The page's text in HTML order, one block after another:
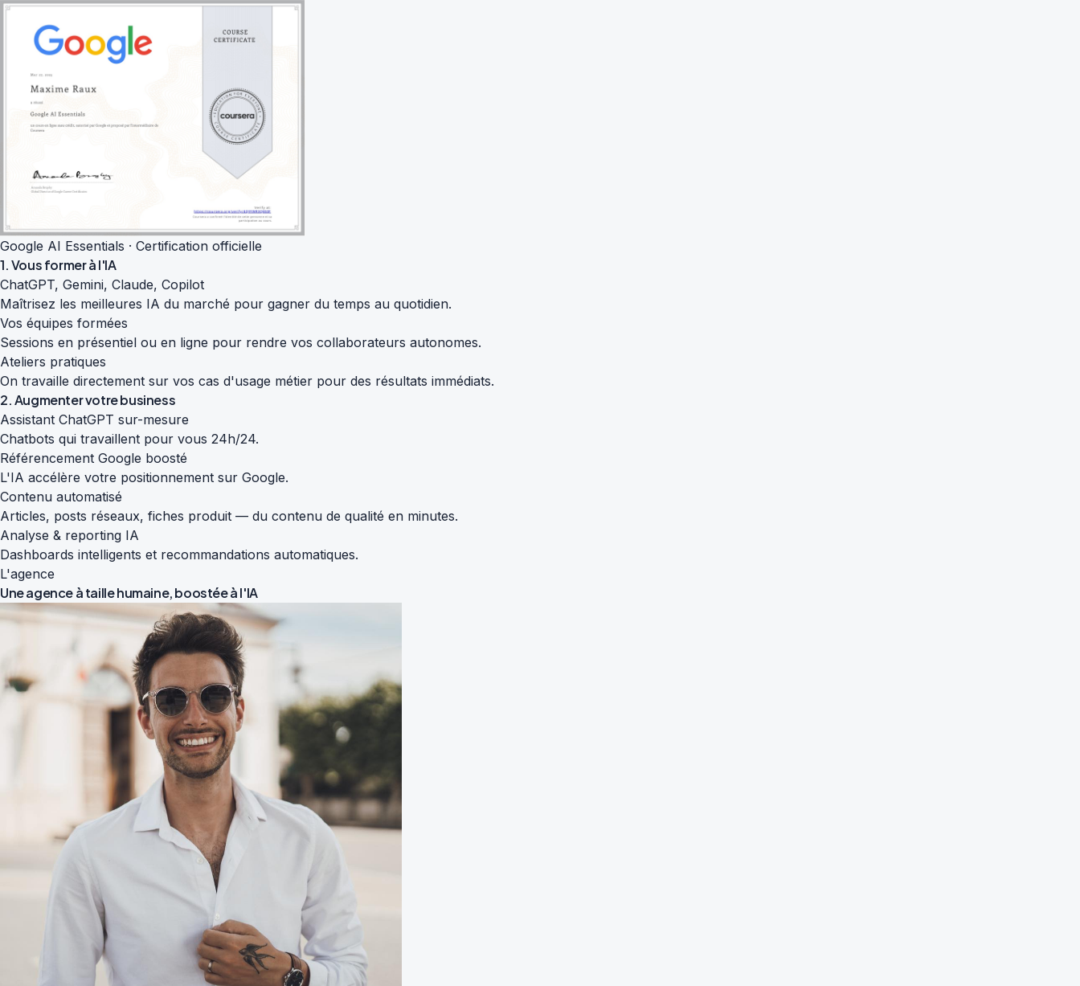
Google AI Essentials · Certification officielle
1. Vous former à l'IA
ChatGPT, Gemini, Claude, Copilot
Maîtrisez les meilleures IA du marché pour gagner du temps au quotidien.
Vos équipes formées
Sessions en présentiel ou en ligne pour rendre vos collaborateurs autonomes.
Ateliers pratiques
On travaille directement sur vos cas d'usage métier pour des résultats immédiats.
2. Augmenter votre business
Assistant ChatGPT sur-mesure
Chatbots qui travaillent pour vous 24h/24.
Référencement Google boosté
L'IA accélère votre positionnement sur Google.
Contenu automatisé
Articles, posts réseaux, fiches produit — du contenu de qualité en minutes.
Analyse & reporting IA
Dashboards intelligents et recommandations automatiques.
L'agence
Une agence à taille humaine,boostée à l'IA